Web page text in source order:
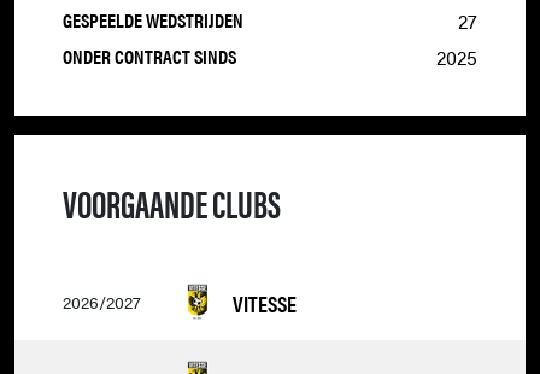
GESPEELDE WEDSTRIJDEN
27
ONDER CONTRACT SINDS
2025
VOORGAANDE CLUBS
2026/2027 VITESSE